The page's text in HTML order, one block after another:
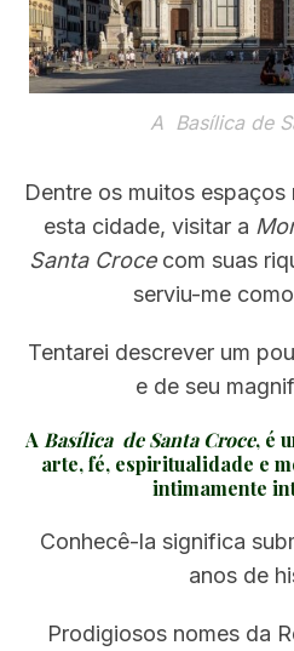
A Basílica de
Dentre os muitos
esta cidade, visitar a
Santa Crocecom suas
serviu-me
Tentarei descrever um
e de seu
A Basílica de Santa Croce, é
arte, fé, espiritualidade e
intimamente
Conhecê­­-la significa
anos de
Prodigiosos nomes da